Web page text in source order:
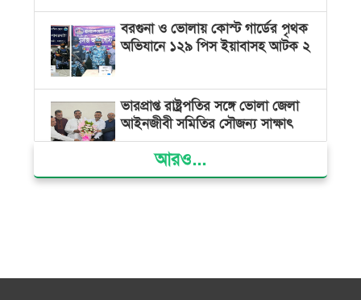
বরগুনা ও ভোলায় কোস্ট গার্ডের পৃথক
অভিযানে ১২৯ পিস ইয়াবাসহ আটক ২
ভারপ্রাপ্ত রাষ্ট্রপতির সঙ্গে ভোলা জেলা
আইনজীবী সমিতির সৌজন্য সাক্ষাৎ
দৌলতখানে জমি বিরোধে পরিবারকে
বিষ দিয়ে মাছ ধরায় ৩ জেলে আটক
আরও...